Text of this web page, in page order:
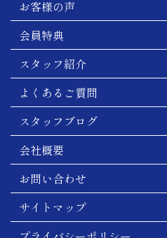
お客様の声
会員特典
スタッフ紹介
よくあるご質問
スタッフブログ
会社概要
お問い合わせ
サイトマップ